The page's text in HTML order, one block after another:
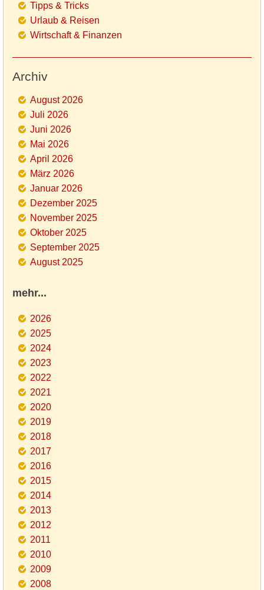
Tipps & Tricks
Urlaub & Reisen
Wirtschaft & Finanzen
Archiv
August 2026
Juli 2026
Juni 2026
Mai 2026
April 2026
März 2026
Januar 2026
Dezember 2025
November 2025
Oktober 2025
September 2025
August 2025
mehr...
2026
2025
2024
2023
2022
2021
2020
2019
2018
2017
2016
2015
2014
2013
2012
2011
2010
2009
2008